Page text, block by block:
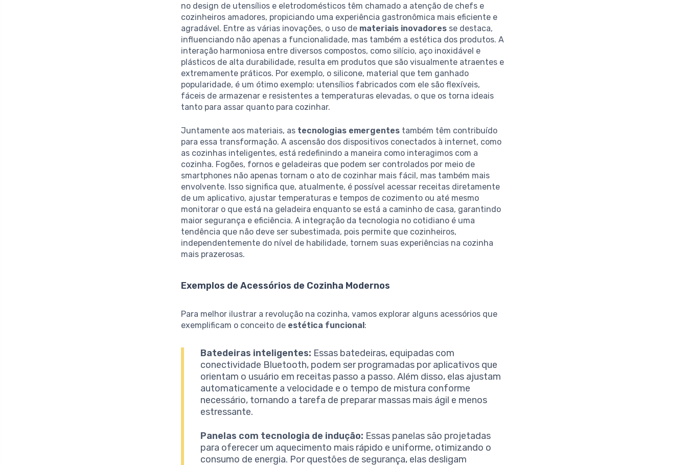
no design de utensílios e eletrodomésticos têm chamado a atenção de chefs e
cozinheiros amadores, propiciando uma experiência gastronômica mais eficiente e
agradável. Entre as várias inovações, o uso de materiais inovadores se destaca,
influenciando não apenas a funcionalidade, mas também a estética dos produtos. A
interação harmoniosa entre diversos compostos, como silício, aço inoxidável e
plásticos de alta durabilidade, resulta em produtos que são visualmente atraentes e
extremamente práticos. Por exemplo, o silicone, material que tem ganhado
popularidade, é um ótimo exemplo: utensílios fabricados com ele são flexíveis,
fáceis de armazenar e resistentes a temperaturas elevadas, o que os torna ideais
tanto para assar quanto para cozinhar.
Juntamente aos materiais, as tecnologias emergentes também têm contribuído
para essa transformação. A ascensão dos dispositivos conectados à internet, como
as cozinhas inteligentes, está redefinindo a maneira como interagimos com a
cozinha. Fogões, fornos e geladeiras que podem ser controlados por meio de
smartphones não apenas tornam o ato de cozinhar mais fácil, mas também mais
envolvente. Isso significa que, atualmente, é possível acessar receitas diretamente
de um aplicativo, ajustar temperaturas e tempos de cozimento ou até mesmo
monitorar o que está na geladeira enquanto se está a caminho de casa, garantindo
maior segurança e eficiência. A integração da tecnologia no cotidiano é uma
tendência que não deve ser subestimada, pois permite que cozinheiros,
independentemente do nível de habilidade, tornem suas experiências na cozinha
mais prazerosas.
Exemplos de Acessórios de Cozinha Modernos
Para melhor ilustrar a revolução na cozinha, vamos explorar alguns acessórios que
exemplificam o conceito de estética funcional:
Batedeiras inteligentes: Essas batedeiras, equipadas com
conectividade Bluetooth, podem ser programadas por aplicativos que
orientam o usuário em receitas passo a passo. Além disso, elas ajustam
automaticamente a velocidade e o tempo de mistura conforme
necessário, tornando a tarefa de preparar massas mais ágil e menos
estressante.
Panelas com tecnologia de indução: Essas panelas são projetadas
para oferecer um aquecimento mais rápido e uniforme, otimizando o
consumo de energia. Por questões de segurança, elas desligam